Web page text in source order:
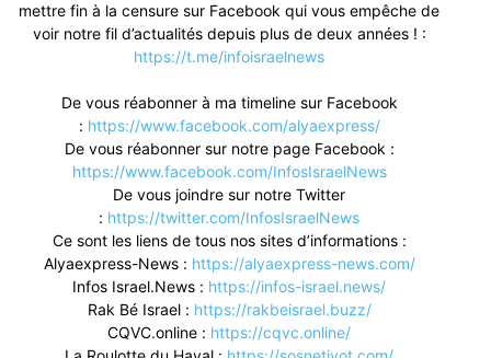
mettre fin à la censure sur Facebook qui vous empêche de
voir notre fil d’actualités depuis plus de deux années ! :
https://t.me/infoisraelnews
De vous réabonner à ma timeline sur Facebook
: https://www.facebook.com/alyaexpress/
De vous réabonner sur notre page Facebook :
https://www.facebook.com/InfosIsraelNews
De vous joindre sur notre Twitter
: https://twitter.com/InfosIsraelNews
Ce sont les liens de tous nos sites d’informations :
Alyaexpress-News : https://alyaexpress-news.com/
Infos Israel.News : https://infos-israel.news/
Rak Bé Israel : https://rakbeisrael.buzz/
CQVC.online : https://cqvc.online/